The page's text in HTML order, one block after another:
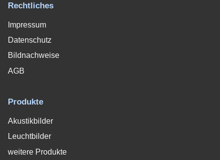
Rechtliches
Impressum
Datenschutz
Bildnachweise
AGB
Produkte
Akustikbilder
Leuchtbilder
weitere Produkte